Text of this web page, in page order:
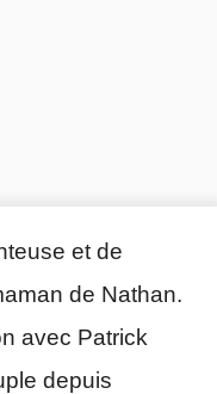
et de
de Nathan.
avec Patrick
depuis